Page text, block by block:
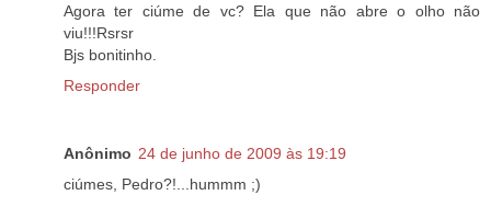
Agora ter ciúme de vc? Ela que não abre o olho não
viu!!!Rsrsr
Bjs bonitinho.
Responder
Anônimo 24 de junho de 2009 às 19:19
ciúmes, Pedro?!...hummm ;)